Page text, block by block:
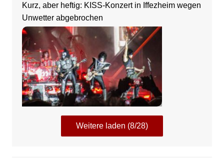
Kurz, aber heftig: KISS-Konzert in Iffezheim wegen
Unwetter abgebrochen
Weitere laden (8/28)